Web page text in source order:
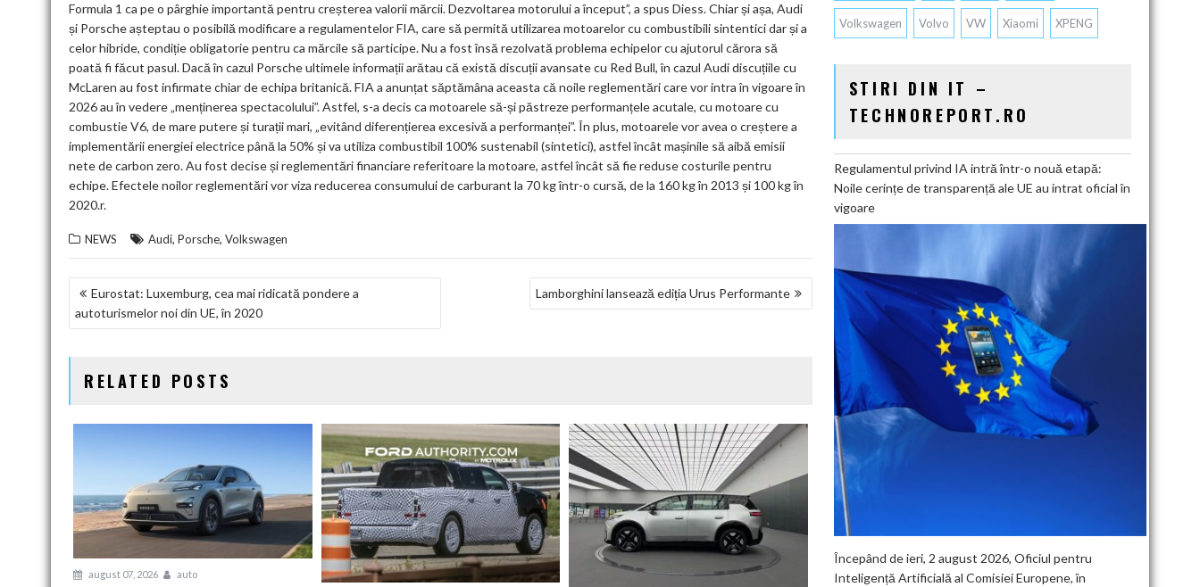
Formula 1 ca pe o pârghie importantă pentru creșterea valorii mărcii. Dezvoltarea motorului a început”, a spus Diess. Chiar și așa, Audi
și Porsche așteptau o posibilă modificare a regulamentelor FIA, care să permită utilizarea motoarelor cu combustibili sintentici dar și a
celor hibride, condiție obligatorie pentru ca mărcile să participe. Nu a fost însă rezolvată problema echipelor cu ajutorul cărora să
poată fi făcut pasul. Dacă în cazul Porsche ultimele informații arătau că există discuții avansate cu Red Bull, în cazul Audi discuțiile cu
McLaren au fost infirmate chiar de echipa britanică. FIA a anunțat săptămâna aceasta că noile reglementări care vor intra în vigoare în
2026 au în vedere „menținerea spectacolului”. Astfel, s-a decis ca motoarele să-și păstreze performanțele acutale, cu motoare cu
combustie V6, de mare putere și turații mari, „evitând diferențierea excesivă a performanței”. În plus, motoarele vor avea o creștere a
implementării energiei electrice până la 50% și va utiliza combustibil 100% sustenabil (sintetici), astfel încât mașinile să aibă emisii
nete de carbon zero. Au fost decise și reglementări financiare referitoare la motoare, astfel încât să fie reduse costurile pentru
echipe. Efectele noilor reglementări vor viza reducerea consumului de carburant la 70 kg într-o cursă, de la 160 kg în 2013 și 100 kg în
2020.r.
NEWS Audi, Porsche, Volkswagen
NAVIGARE
ÎN
Eurostat: Luxemburg, cea mai ridicată pondere a
autoturismelor noi din UE, în 2020
Lamborghini lansează ediția Urus Performante
RELATED POSTS
august 07, 2026
auto
Volkswagen Volvo VW Xiaomi XPENG
STIRI DIN IT –
TECHNOREPORT.RO
Regulamentul privind IA intră într-o nouă etapă:
Noile cerințe de transparență ale UE au intrat oficial în
vigoare
Începând de ieri, 2 august 2026, Oficiul pentru
Inteligență Artificială al Comisiei Europene, în